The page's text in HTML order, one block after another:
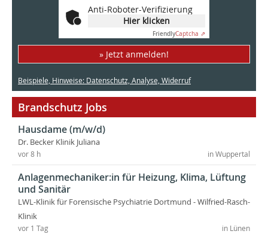
Anti-Roboter-Verifizierung
Hier klicken
FriendlyCaptcha ⇗
» Jetzt anmelden!
Beispiele, Hinweise: Datenschutz, Analyse, Widerruf
Brandschutz Jobs
Hausdame (m/w/d)
Dr. Becker Klinik Juliana
in Wuppertal
vor 8 h
Anlagenmechaniker:in für Heizung, Klima, Lüftung
und Sanitär
LWL-Klinik für Forensische Psychiatrie Dortmund - Wilfried-Rasch-
Klinik
in Lünen
vor 1 Tag